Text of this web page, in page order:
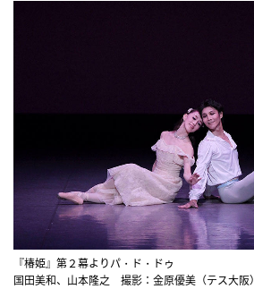
『椿姫』第２幕よりパ・ド・ドゥ
国田美和、山本隆之 撮影：金原優美（テス大阪）